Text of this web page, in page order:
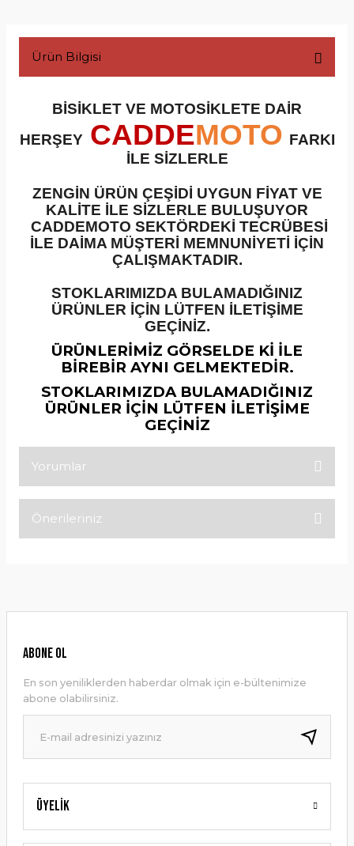
Ürün Bilgisi
BİSİKLET VE MOTOSİKLETE DAİR
HERŞEY CADDEMOTO FARKI
İLE SİZLERLE
ZENGİN ÜRÜN ÇEŞİDİ UYGUN FİYAT VE
KALİTE İLE SİZLERLE BULUŞUYOR
CADDEMOTO SEKTÖRDEKİ TECRÜBESİ
İLE DAİMA MÜŞTERİ MEMNUNİYETİ İÇİN
ÇALIŞMAKTADIR.
STOKLARIMIZDA BULAMADIĞINIZ
ÜRÜNLER İÇİN LÜTFEN İLETİŞİME
GEÇİNİZ.
ÜRÜNLERİMİZ GÖRSELDE Kİ İLE
BİREBİR AYNI GELMEKTEDİR.
STOKLARIMIZDA BULAMADIĞINIZ
ÜRÜNLER İÇİN LÜTFEN İLETİŞİME
GEÇİNİZ
Yorumlar
Önerileriniz
Ürün resmi kalitesiz, bozuk veya görüntülenemiyor.
Ürün bilgilerinde hatalar bulunuyor.
Ürün fiyatı diğer sitelerden daha pahalı.
Bu ürüne benzer farklı alternatifler olmalı.
Gönder
Üyelik
ABONE OL
En son yeniliklerden haberdar olmak için e-bültenimize
abone olabilirsiniz.